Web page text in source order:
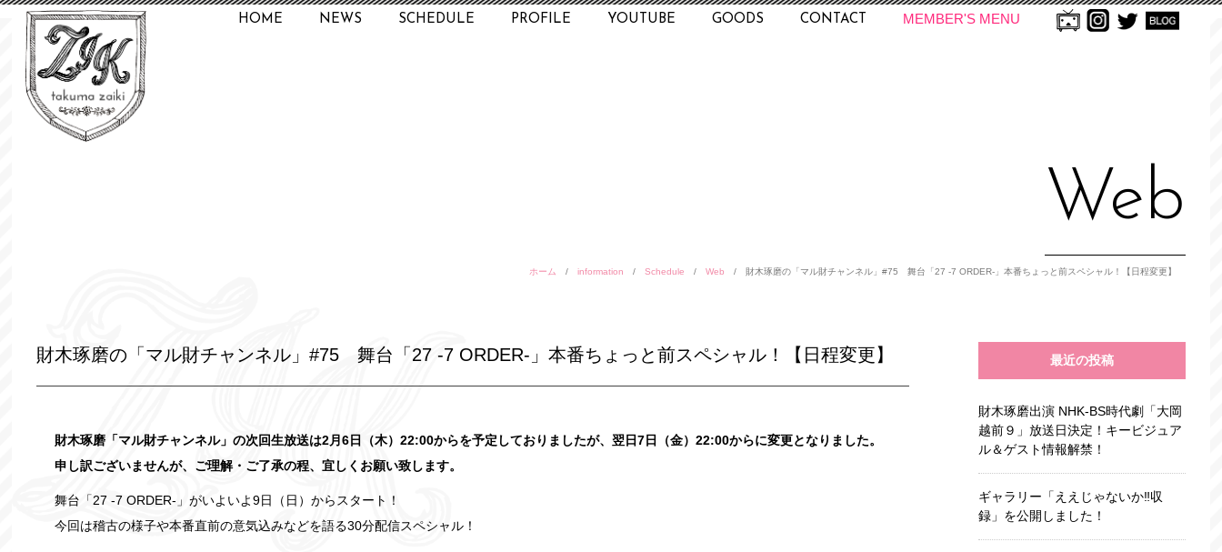
HOME NEWS SCHEDULE PROFILE YOUTUBE GOODS CONTACT MEMBER'S MENU
Web
ホーム / information / Schedule / Web / 財木琢磨の「マル財チャンネル」#75 舞台「27 -7 ORDER-」本番ちょっと前スペシャル！【日程変更】
財木琢磨の「マル財チャンネル」#75 舞台「27 -7 ORDER-」本番ちょっと前スペシャル！【日程変更】
財木琢磨「マル財チャンネル」の次回生放送は2月6日（木）22:00からを予定しておりましたが、翌日7日（金）22:00からに変更となりました。
申し訳ございませんが、ご理解・ご了承の程、宜しくお願い致します。
舞台「27 -7 ORDER-」がいよいよ9日（日）からスタート！
今回は稽古の様子や本番直前の意気込みなどを語る30分配信スペシャル！
最近の投稿
財木琢磨出演 NHK-BS時代劇「大岡
越前９」放送日決定！キービジュア
ル＆ゲスト情報解禁！
ギャラリー「ええじゃないか‼収
録」を公開しました！